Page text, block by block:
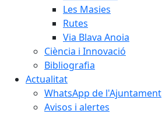
Les Masies
Rutes
Via Blava Anoia
Ciència i Innovació
Bibliografia
Actualitat
WhatsApp de l'Ajuntament
Avisos i alertes